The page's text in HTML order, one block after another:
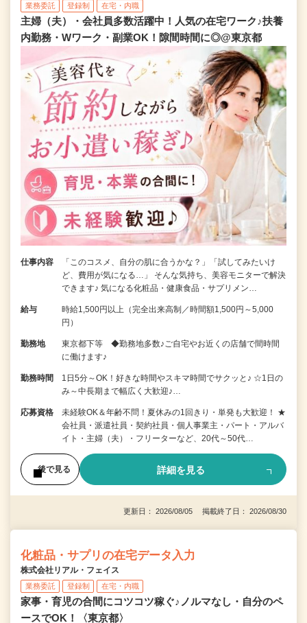
業務委託 登録制 在宅・内職
主婦（夫）・会社員多数活躍中！人気の在宅ワーク♪扶養
内勤務・Wワーク・副業OK！隙間時間に◎@東京都
仕事内容
「このコスメ、自分の肌に合うかな？」「試してみたいけ
ど、費用が気になる…」 そんな気持ち、美容モニターで解決
できます♪ 気になる化粧品・健康食品・サプリメン…
給与
時給1,500円以上（完全出来高制／時間額1,500円～5,000
円）
勤務地
東京都下等 ◆勤務地多数♪ご自宅やお近くの店舗で間時間
に働けます♪
勤務時間
1日5分～OK！好きな時間やスキマ時間でサクッと♪ ☆1日の
み～中長期まで幅広く大歓迎♪…
応募資格
未経験OK＆年齢不問！夏休みの1回きり・単発も大歓迎！ ★
会社員・派遣社員・契約社員・個人事業主・パート・アルバ
イト・主婦（夫）・フリーターなど、20代～50代…
後で見る 詳細を見る
更新日： 2026/08/05 掲載終了日： 2026/08/30
化粧品・サプリの在宅データ入力
株式会社リアル・フェイス
業務委託 登録制 在宅・内職
家事・育児の合間にコツコツ稼ぐ♪ノルマなし・自分のペ
ースでOK！〈東京都〉